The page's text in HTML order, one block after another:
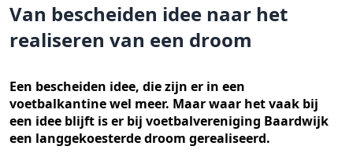
Van bescheiden idee naar het
realiseren van een droom
Een bescheiden idee, die zijn er in een
voetbalkantine wel meer. Maar waar het vaak bij
een idee blijft is er bij voetbalvereniging Baardwijk
een langgekoesterde droom gerealiseerd.